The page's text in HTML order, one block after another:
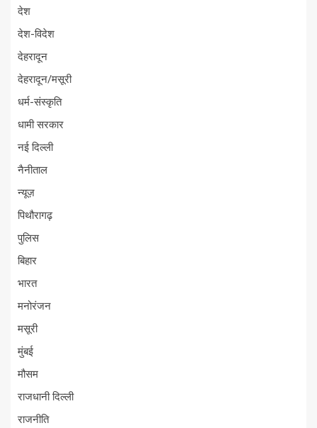
देश
देश-विदेश
देहरादून
देहरादून/मसूरी
धर्म-संस्कृति
धामी सरकार
नई दिल्ली
नैनीताल
न्यूज़
पिथौरागढ़
पुलिस
बिहार
भारत
मनोरंजन
मसूरी
मुंबई
मौसम
राजधानी दिल्ली
राजनीति